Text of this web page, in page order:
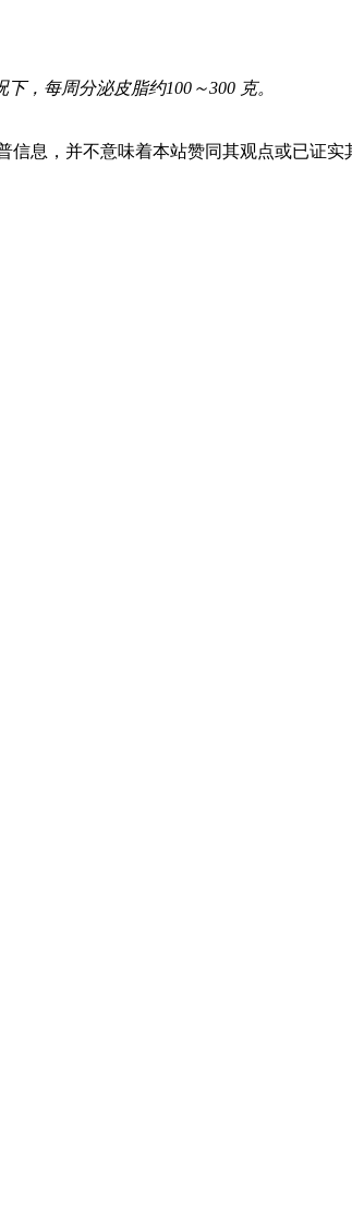
，每周分泌皮脂约100～300 克。
息，并不意味着本站赞同其观点或已证